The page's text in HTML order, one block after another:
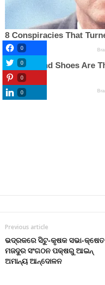
Previous article
ଭଦ୍ରକରେ ସିଟୁ-କୃଷକ ସଭା-କ୍ଷେତ
ମଜଦୁର ସଂଗଠନ ପକ୍ଷରୁ ଆଇନ୍
ଅମାନ୍ୟ ଆନ୍ଦୋଳନ
0
0
0
0